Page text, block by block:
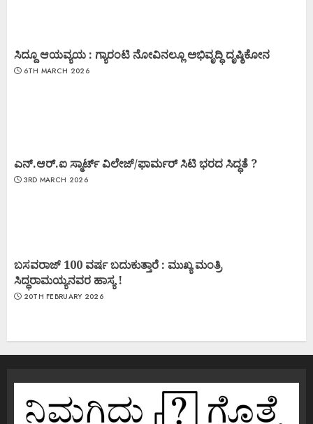
ಸಿದ್ದೂ ಆಯವ್ಯಯ : ಗ್ಯಾರಂಟಿ ನೋವಿನಲ್ಲೂ ಅಭಿವೃದ್ಧಿ ದೃಷ್ಠಿಕೋನ
6TH MARCH 2026
ಎನ್.ಆರ್.ಐ ಸ್ಮಾರ್ಟ್ ವಿಲೇಜ್/ಫಾರ್ಮರ್ ಸಿಟಿ ಭರದ ಸಿದ್ಧತೆ ?
3RD MARCH 2026
ಬಸವರಾಜ್ 100 ವರ್ಷ ಬದುಕುತ್ತಾರೆ : ಮುಖ್ಯ ಮಂತ್ರಿ
ಸಿದ್ಧರಾಮಯ್ಯನವರ ಹಾಸ್ಯ !
20TH FEBRUARY 2026